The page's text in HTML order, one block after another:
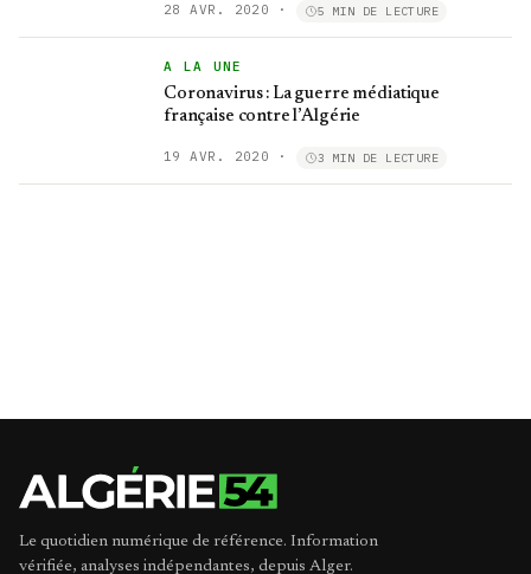
28 AVR. 2020 · 5 MIN DE LECTURE
A LA UNE
Coronavirus : La guerre médiatique
française contre l’Algérie
19 AVR. 2020 · 3 MIN DE LECTURE
Le quotidien numérique de référence. Information
vérifiée, analyses indépendantes, depuis Alger.